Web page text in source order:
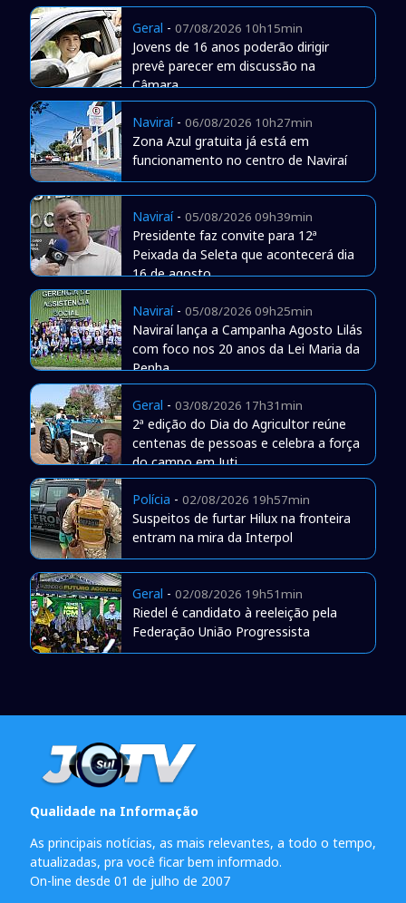
Geral - 07/08/2026 10h15min
Jovens de 16 anos poderão dirigir
prevê parecer em discussão na
Câmara
Naviraí- 06/08/2026 10h27min
Zona Azul gratuita já está em
funcionamento no centro de Naviraí
Naviraí- 05/08/2026 09h39min
Presidente faz convite para 12ª
Peixada da Seleta que acontecerá dia
16 de agosto
Naviraí- 05/08/2026 09h25min
Naviraí lança a Campanha Agosto Lilás
com foco nos 20 anos da Lei Maria da
Penha
Geral - 03/08/2026 17h31min
2ª edição do Dia do Agricultor reúne
centenas de pessoas e celebra a força
do campo em Juti
Polícia - 02/08/2026 19h57min
Suspeitos de furtar Hilux na fronteira
entram na mira da Interpol
Geral - 02/08/2026 19h51min
Riedel é candidato à reeleição pela
Federação União Progressista
Qualidade na Informação
As principais notícias, as mais relevantes, a todo o tempo,
atualizadas, pra você ficar bem informado.
On-line desde 01 de julho de 2007